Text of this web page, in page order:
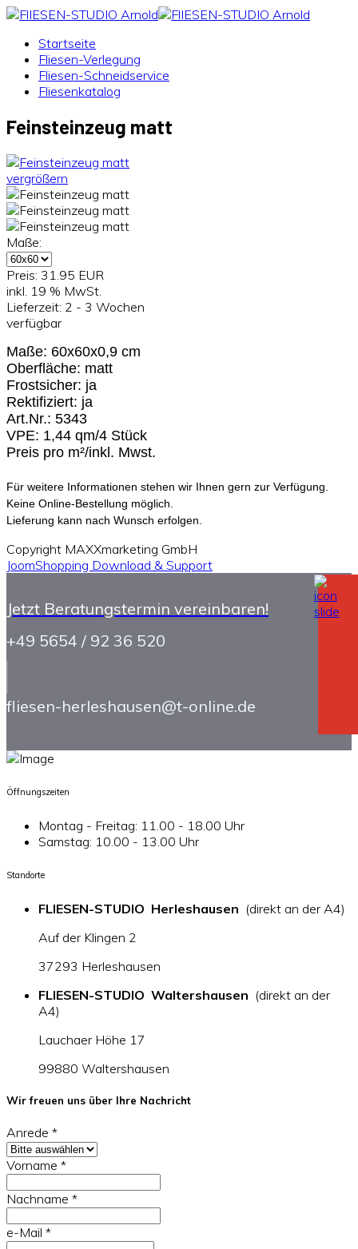
Startseite
Fliesen-Verlegung
Fliesen-Schneidservice
Fliesenkatalog
Feinsteinzeug matt
vergrößern
Maße:
Preis: 31.95 EUR
inkl. 19 % MwSt.
Lieferzeit: 2 - 3 Wochen
verfügbar
Maße: 60x60x0,9 cm
Oberfläche: matt
Frostsicher: ja
Rektifiziert: ja
Art.Nr.: 5343
VPE: 1,44 qm/4 Stück
Preis pro m²/inkl. Mwst.
Für weitere Informationen stehen wir Ihnen gern zur Verfügung.
Keine Online-Bestellung möglich.
Lieferung kann nach Wunsch erfolgen.
Copyright MAXXmarketing GmbH
JoomShopping Download & Support
Jetzt Beratungstermin vereinbaren!
+49 5654 / 92 36 520
fliesen-herleshausen@t-online.de
Öffnungszeiten
Montag - Freitag: 11.00 - 18.00 Uhr
Samstag: 10.00 - 13.00 Uhr
Standorte
FLIESEN-STUDIO Herleshausen (direkt an der A4)
Auf der Klingen 2
37293 Herleshausen
FLIESEN-STUDIO Waltershausen (direkt an der
A4)
Lauchaer Höhe 17
99880 Waltershausen
Wir freuen uns über Ihre Nachricht
Anrede *
Vorname *
Nachname *
e-Mail *